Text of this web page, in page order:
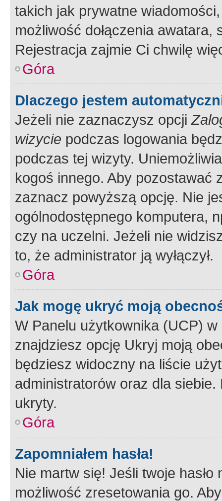
takich jak prywatne
możliwość dołączenia
Rejestracja zajmie Ci chwilę
Góra
Dlaczego jestem
Jeżeli nie zaznaczysz opcji
wizycie podczas logowania
podczas tej wizyty.
kogoś innego. Aby pozostawać
zaznacz powyższą opcję. Nie
ogólnodostępnego komputera,
czy na uczelni. Jeżeli nie
to, że administrator ją wyłączył.
Góra
Jak mogę ukryć moją
W Panelu użytkownika (UCP) w
znajdziesz opcję Ukryj moją
będziesz widoczny na liście
administratorów oraz dla
ukryty.
Góra
Zapomniałem hasła!
Nie martw się! Jeśli twoje
możliwość zresetowania go.